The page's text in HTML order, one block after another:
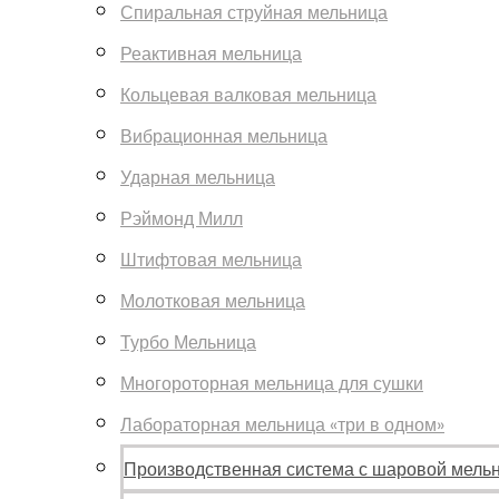
Спиральная струйная мельница
Реактивная мельница
Кольцевая валковая мельница
Вибрационная мельница
Ударная мельница
Рэймонд Милл
Штифтовая мельница
Молотковая мельница
Турбо Мельница
Многороторная мельница для сушки
Лабораторная мельница «три в одном»
Производственная система с шаровой